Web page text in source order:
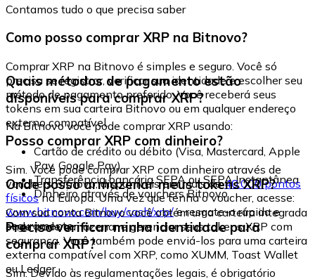
Contamos tudo o que precisa saber
Como posso comprar XRP na Bitnovo?
Comprar XRP na Bitnovo é simples e seguro. Você só
precisa se registrar, verificar sua identidade e escolher seu
método de pagamento preferido. Você receberá seus
tokens em sua carteira Bitnovo ou em qualquer endereço
externo compatível.
Quais métodos de pagamento estão
disponíveis para comprar XRP?
Na Bitnovo você pode comprar XRP usando:
Cartão de crédito ou débito (Visa, Mastercard, Apple
Pay, Google Pay)
Transferência bancária SEPA ou SEPA Instantânea
Dinheiro através de vouchers Bitnovo
Posso comprar XRP com dinheiro?
Sim. Você pode comprar XRP com dinheiro através de
vouchers Bitnovo, disponíveis em mais de40.000 pontos
físicosna Europa. Uma vez que tenha o voucher, acesse:
www.bitnovo.com/buy/cash/xrp/e resgate-o rápida e
seguramente.
Onde posso armazenar meus tokens XRP?
Com sua conta Bitnovo você obtém uma carteira integrada
onde pode armazenar e gerenciar seus tokens XRP com
segurança. Você também pode enviá-los para uma carteira
externa compatível com XRP, como XUMM, Toast Wallet
ou Ledger.
Preciso verificar minha identidade para
comprar XRP?
Sim. Devido às regulamentações legais, é obrigatório